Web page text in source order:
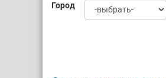
Город